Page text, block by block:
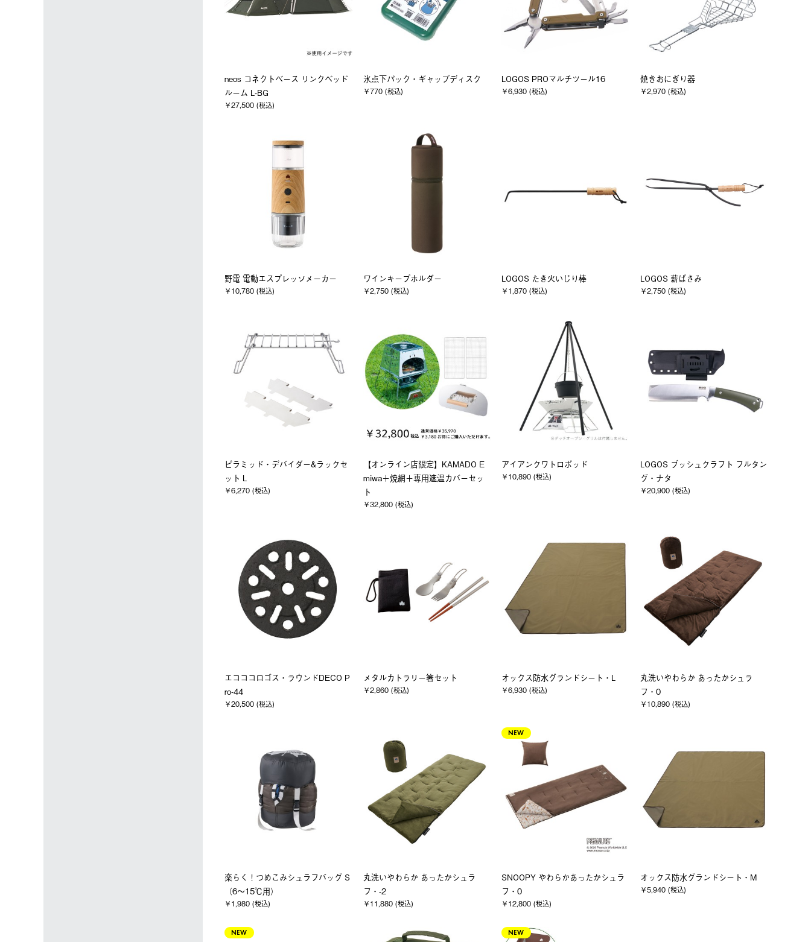
neos コネクトベース リンクベッド
ルーム L-BG
￥27,500 (税込)
氷点下パック・ギャップディスク
￥770 (税込)
LOGOS PROマルチツール16
￥6,930 (税込)
焼きおにぎり器
￥2,970 (税込)
野電 電動エスプレッソメーカー
￥10,780 (税込)
ワインキープホルダー
￥2,750 (税込)
LOGOS たき火いじり棒
￥1,870 (税込)
LOGOS 薪ばさみ
￥2,750 (税込)
ピラミッド・デバイダー&ラックセ
ット L
￥6,270 (税込)
【オンライン店限定】KAMADO E
miwa＋焼網＋専用遮温カバーセッ
ト
￥32,800 (税込)
アイアンクワトロポッド
￥10,890 (税込)
LOGOS ブッシュクラフト フルタン
グ・ナタ
￥20,900 (税込)
エコココロゴス・ラウンドDECO P
ro-44
￥20,500 (税込)
メタルカトラリー箸セット
￥2,860 (税込)
オックス防水グランドシート・L
￥6,930 (税込)
丸洗いやわらか あったかシュラ
フ・0
￥10,890 (税込)
楽らく！つめこみシュラフバッグ S
（6～15℃用）
￥1,980 (税込)
丸洗いやわらか あったかシュラ
フ・-2
￥11,880 (税込)
NEW
SNOOPY やわらかあったかシュラ
フ・0
￥12,800 (税込)
オックス防水グランドシート・M
￥5,940 (税込)
NEW NEW